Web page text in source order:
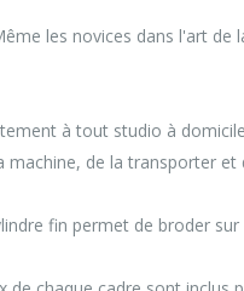
les novices dans l'art
à tout studio à
de la transporter et
fin permet de broder